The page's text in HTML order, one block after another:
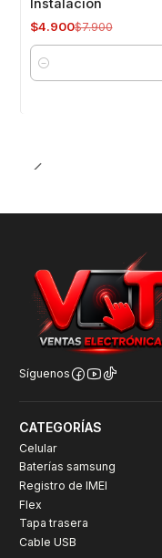
Instalación
$4.900$7.900
Cantidad
Síguenos
CATEGORÍAS
Celular
Baterías samsung
Registro de IMEI
Flex
Tapa trasera
Cable USB